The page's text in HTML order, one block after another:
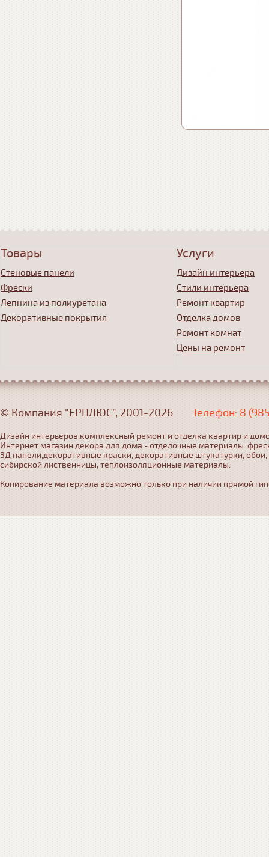
Товары
Стеновые панели
Фрески
Лепнина из полиуретана
Декоративные покрытия
Услуги
Дизайн интерьера
Стили интерьера
Ремонт квартир
Отделка домов
Ремонт комнат
Цены на ремонт
© Компания “ЕРПЛЮС”, 2001-2026 Телефон: 8
Дизайн интерьеров,комплексный ремонт и отделка квартир и
Интернет магазин декора для дома - отделочные материалы:
3Д панели,декоративные краски, декоративные штукатурки,
сибирской лиственницы, теплоизоляционные материалы.
Копирование материала возможно только при наличии прямой